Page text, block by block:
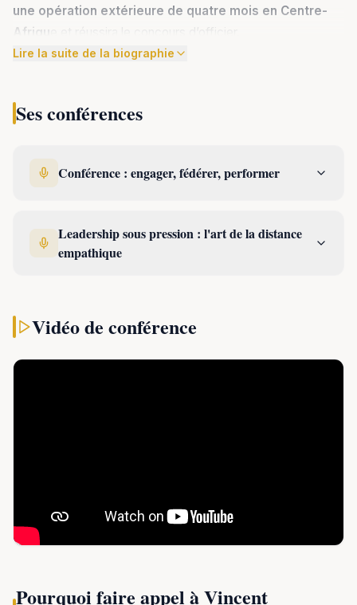
une opération extérieure de quatre mois en Centre-
Afriqu
bleue »,
sécurité civile
terrain à celui
technologiques. Durant ses différentes missions, il a été
amené àdiriger près de 1 000 hommes lors de
tempêtes de 1999, comme chef de détachement à Klaus
Lire la suite de la biographie
Ses conférences
Conférence : engager, fédérer, performer
Leadership sous pression : l'art de la distance
empathique
Vidéo de conférence
Pourquoi faire appel àVincent